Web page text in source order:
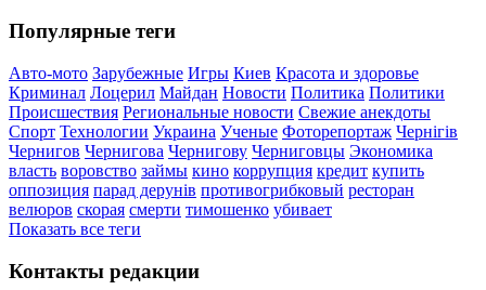
Популярные теги
Авто-мото Зарубежные Игры Киев Красота и здоровье
Криминал Лоцерил Майдан Новости Политика Политики
Происшествия Региональные новости Свежие анекдоты
Спорт Технологии Украина Ученые Фоторепортаж Чернігів
Чернигов Чернигова Чернигову Черниговцы Экономика
власть воровство займы кино коррупция кредит купить
оппозиция парад дерунів противогрибковый ресторан
велюров скорая смерти тимошенко убивает
Показать все теги
Контакты редакции